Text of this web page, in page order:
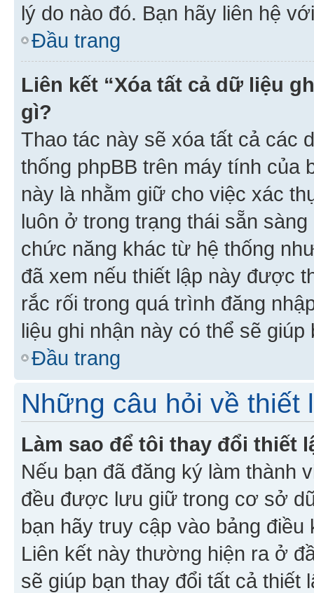
lý do nào đó. Bạn hãy liên hệ
Đầu trang
Liên kết “Xóa tất cả dữ liệu
gì?
Thao tác này sẽ xóa tất cả các
thống phpBB trên máy tính của
này là nhằm giữ cho việc xác
luôn ở trong trạng thái sẵn
chức năng khác từ hệ thống
đã xem nếu thiết lập này được
rắc rối trong quá trình đăng
liệu ghi nhận này có thể sẽ
Đầu trang
Những câu hỏi về thiết
Làm sao để tôi thay đổi thiết
Nếu bạn đã đăng ký làm thành
đều được lưu giữ trong cơ sở
bạn hãy truy cập vào bảng
Liên kết này thường hiện ra ở
sẽ giúp bạn thay đổi tất cả thiết